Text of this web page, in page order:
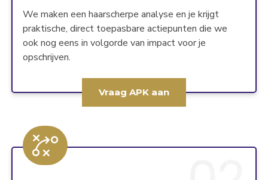
We maken een haarscherpe analyse en je krijgt
praktische, direct toepasbare actiepunten die we
ook nog eens in volgorde van impact voor je
opschrijven.
Vraag APK aan